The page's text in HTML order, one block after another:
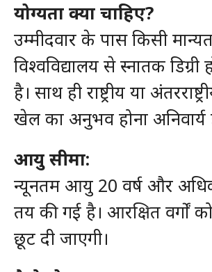
योग्यता क्या चाहिए?
उम्मीदवार के पास किसी मान्यता
विश्वविद्यालय से स्नातक डिग्री
है। साथ ही राष्ट्रीय या
खेल का अनुभव होना अनिवार्य
आयु सीमा:
न्यूनतम आयु 20 वर्ष और
तय की गई है। आरक्षित वर्गों
छूट दी जाएगी।